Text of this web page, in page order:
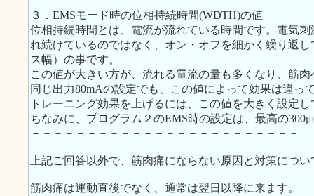
３．EMSモード時の位相持続時間(WDTH)の値
位相持続時間とは、電流が流れている時間です。電気
れ続けているのではなく、オン・オフを細かく繰り返
ス幅）の事です。
この値が大きい方が、流れる電流の量も多くなり、筋
同じ出力80mAの設定でも、この値によって効果は違っ
トレーニング効果を上げるには、この値を大きく設定
ちなみに、プログラム２のEMS時の設定は、最高の
－－－－－－－－－－－－－－－－－－－－－－－－
上記ご回答以外で、筋肉痛にならない原因と対策につ
筋肉痛は運動直後でなく、通常は翌日以降に来ます。